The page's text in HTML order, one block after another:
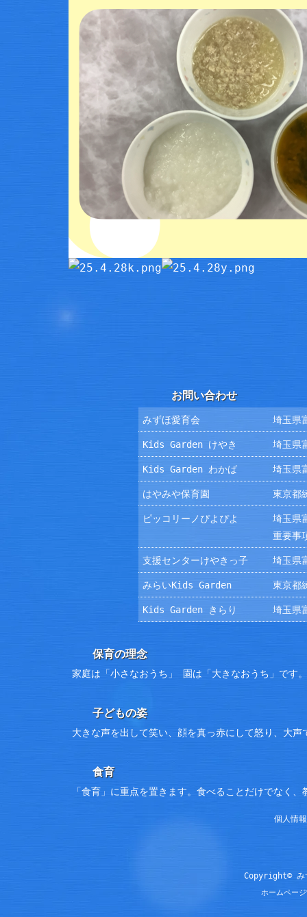
お問い合わせ
みずほ愛育会 埼玉県
Kids Garden けやき 埼玉県
Kids Garden わかば 埼玉県
はやみや保育園 東京都
ピッコリーノぴよぴよ
埼玉県
重要事
支援センターけやきっ子 埼玉県
みらいKids Garden 東京都
Kids Garden きらり 埼玉県
保育の理念
家庭は「小さなおうち」 園は「大きなおうち」です
子どもの姿
大きな声を出して笑い、顔を真っ赤にして怒り、大
食育
「食育」に重点を置きます。食べることだけでなく
個人情
Copyright© み
ホームペー